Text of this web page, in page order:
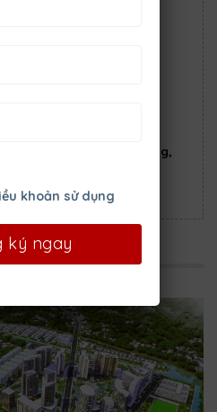
Đầu tư Nam Long
Văn Linh, xã Bình Hưng,
m²
khoản sử dụng